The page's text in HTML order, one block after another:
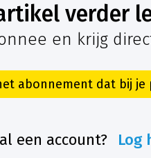
artikel verder
en krijg
abonnement dat bij je
een account? Log